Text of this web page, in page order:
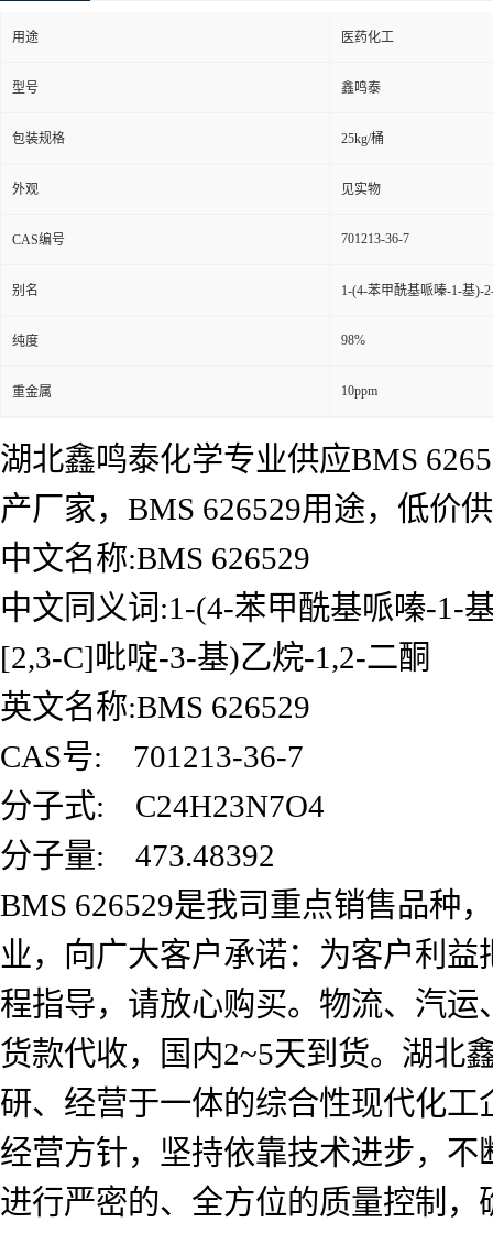
用途 医药化工
型号 鑫鸣泰
包装规格 25kg/桶
外观 见实物
CAS编号 701213-36-7
别名 1-(4-苯甲酰基哌嗪-1-基)-
纯度 98%
重金属 10ppm
湖北鑫鸣泰化学专业供应BMS
产厂家，BMS 626529用途，低价
中文名称:BMS 626529
中文同义词:1-(4-苯甲酰基哌嗪-1-
[2,3-C]吡啶-3-基)乙烷-1,2-二酮
英文名称:BMS 626529
CAS号: 701213-36-7
分子式: C24H23N7O4
分子量: 473.48392
BMS 626529是我司重点销售品种
业，向广大客户承诺：为客户利
程指导，请放心购买。物流、汽
货款代收，国内2~5天到货。湖北
研、经营于一体的综合性现代化
经营方针，坚持依靠技术进步，
进行严密的、全方位的质量控制